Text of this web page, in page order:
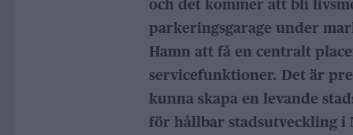
och det kommer att bli
parkeringsgarage under
Hamn att få en centralt
servicefunktioner. Det är
kunna skapa en levande
för hållbar stadsutveckling i